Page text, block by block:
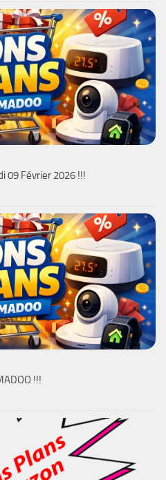
09 Février 2026 !!!
!!!